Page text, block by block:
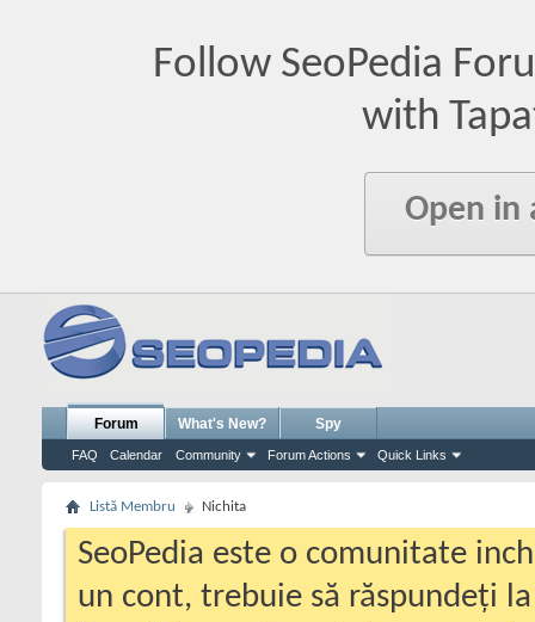
Follow SeoPedia
with
Open in
Forum
FAQ Calendar Community Forum Actions Quick Links
What's New? Spy
Listă Membru Nichita
SeoPedia este o comunitate
un cont, trebuie să răspundeți